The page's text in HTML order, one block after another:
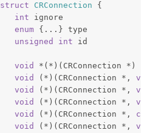
struct CRConnection {
int ignore
enum {...} type
unsigned int id
void
*(*)(CRConnection *)
void (*)(CRConnection *,
void (*)(CRConnection *,
void (*)(CRConnection *,
void (*)(CRConnection *,
void (*)(CRConnection *,